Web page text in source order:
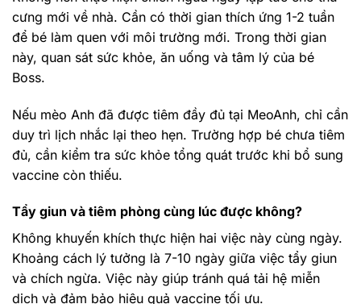
cưng mới về nhà. Cần có thời gian thích ứng 1-2 tuần
để bé làm quen với môi trường mới. Trong thời gian
này, quan sát sức khỏe, ăn uống và tâm lý của bé
Boss.
Nếu mèo Anh đã được tiêm đầy đủ tại MeoAnh, chỉ cần
duy trì lịch nhắc lại theo hẹn. Trường hợp bé chưa tiêm
đủ, cần kiểm tra sức khỏe tổng quát trước khi bổ sung
vaccine còn thiếu.
Tẩy giun và tiêm phòng cùng lúc được không?
Không khuyến khích thực hiện hai việc này cùng ngày.
Khoảng cách lý tưởng là 7-10 ngày giữa việc tẩy giun
và chích ngừa. Việc này giúp tránh quá tải hệ miễn
dịch và đảm bảo hiệu quả vaccine tối ưu.